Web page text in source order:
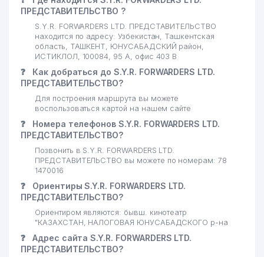
22 ЛИ И.Х. ИндП
23
METEOINFOSISTEM
ИНФОРМАЦИОННО-
ТЕХНИЧЕСКОЕ УПРАВЛЕНИЕ
900 м
ТАШКЕНТСКИЙ УНИВЕРСИТЕТ
ИНФОРМАЦИОННЫХ
ТЕХНОЛОГИЙ им. МУХАММАДА
АЛЬ-ХОРАЗМИ (ТУИТ)
25
РЕСПУБЛИКАНСКАЯ ШКОЛА
МАСТЕРСТВА ПО ВОДНЫМ
ВИДАМ СПОРТА
26 LUX GOODS ЧП
ПРЕДСТАВИТЕЛЬСТВО ?
S.Y.R. FORWARDERS LTD. ПРЕДСТАВИТЕЛЬСТВО
находится по адресу: Узбекистан, Ташкентская
область, ТАШКЕНТ, ЮНУСАБАДСКИЙ район,
ИСТИКЛОЛ, 100084, 95 А, офис 403 В
❓
Как добраться до S.Y.R. FORWARDERS LTD.
ПРЕДСТАВИТЕЛЬСТВО?
Для построения маршрута вы можете
воспользоваться картой на нашем сайте
❓
Номера телефонов S.Y.R. FORWARDERS LTD.
ПРЕДСТАВИТЕЛЬСТВО?
Позвонить в S.Y.R. FORWARDERS LTD.
ПРЕДСТАВИТЕЛЬСТВО вы можете по номерам: 78
1470016
❓
Ориентиры S.Y.R. FORWARDERS LTD.
ПРЕДСТАВИТЕЛЬСТВО?
Ориентиром являются: бывш. кинотеатр
"КАЗАХСТАН, НАЛОГОВАЯ ЮНУСАБАДСКОГО р-на
❓
Адрес сайта S.Y.R. FORWARDERS LTD.
ПРЕДСТАВИТЕЛЬСТВО?